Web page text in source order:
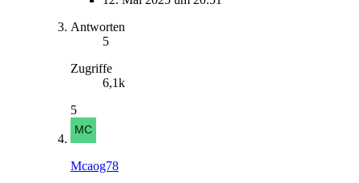
Antworten
5
Zugriffe
6,1k
5
Mcaog78